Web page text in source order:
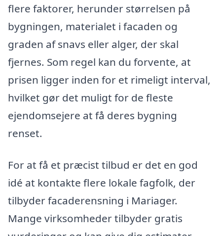
flere faktorer, herunder størrelsen på
bygningen, materialet i facaden og
graden af snavs eller alger, der skal
fjernes. Som regel kan du forvente, at
prisen ligger inden for et rimeligt interval,
hvilket gør det muligt for de fleste
ejendomsejere at få deres bygning
renset.
For at få et præcist tilbud er det en god
idé at kontakte flere lokale fagfolk, der
tilbyder facaderensning i Mariager.
Mange virksomheder tilbyder gratis